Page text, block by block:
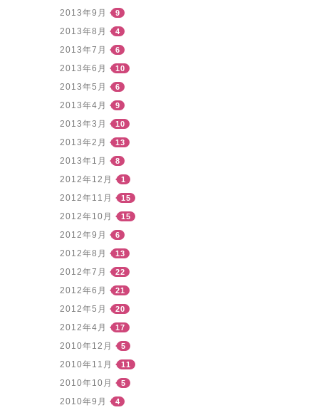
2013年9月 9
2013年8月 4
2013年7月 6
2013年6月 10
2013年5月 6
2013年4月 9
2013年3月 10
2013年2月 13
2013年1月 8
2012年12月 1
2012年11月 15
2012年10月 15
2012年9月 6
2012年8月 13
2012年7月 22
2012年6月 21
2012年5月 20
2012年4月 17
2010年12月 5
2010年11月 11
2010年10月 5
2010年9月 4